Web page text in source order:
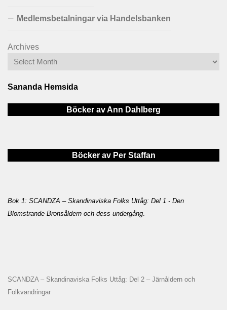
Medlemsbetalningar via Handelsbanken
Archives
Sananda Hemsida
Böcker av Ann Dahlberg
Böcker av Per Staffan
Bok 1: SCANDZA – Skandinaviska Folks Uttåg: Del 1 - Den
Blomstrande Bronsåldern och dess undergång
SCANDZA – Skandinaviska Folks Uttåg: Del 2 – Järnåldern och
Folkvandringar